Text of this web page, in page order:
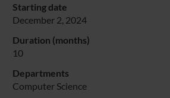
Starting date
December 2, 2024
Duration (months)
10
Departments
Computer Science